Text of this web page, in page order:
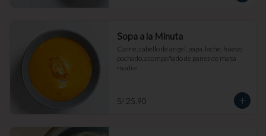
Sopa a la Minuta
Carne, cabello de ángel, papa, leche, huevo
pochado, acompañado de panes de masa
madre.
S/ 25.90